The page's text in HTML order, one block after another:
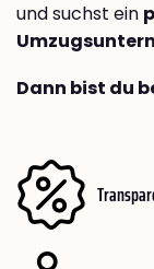
und suchst ein
Dann bist du